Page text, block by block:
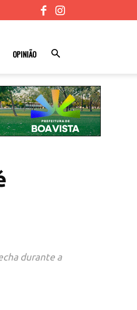
OPINIÃO
durante a